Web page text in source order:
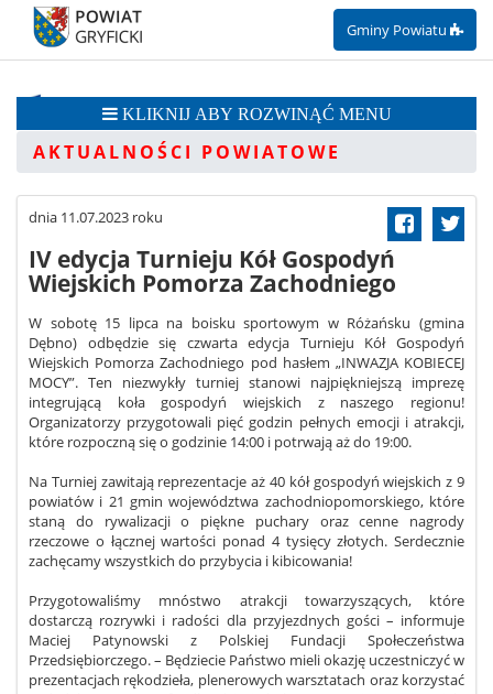
przejdź do treści
Gminy Powiatu
KLIKNIJ ABY ROZWINĄĆ MENU
AKTUALNOŚCI POWIATOWE
dnia 11.07.2023 roku
IV edycja Turnieju Kół Gospodyń
Wiejskich Pomorza Zachodniego
W sobotę 15 lipca na boisku sportowym w Różańsku (gmina
Dębno) odbędzie się czwarta edycja Turnieju Kół Gospodyń
Wiejskich Pomorza Zachodniego pod hasłem „INWAZJA KOBIECEJ
MOCY”. Ten niezwykły turniej stanowi najpiękniejszą imprezę
integrującą koła gospodyń wiejskich z naszego regionu!
Organizatorzy przygotowali pięć godzin pełnych emocji i atrakcji,
które rozpoczną się o godzinie 14:00 i potrwają aż do 19:00.
Na Turniej zawitają reprezentacje aż 40 kół gospodyń wiejskich z 9
powiatów i 21 gmin województwa zachodniopomorskiego, które
staną do rywalizacji o piękne puchary oraz cenne nagrody
rzeczowe o łącznej wartości ponad 4 tysięcy złotych. Serdecznie
zachęcamy wszystkich do przybycia i kibicowania!
Przygotowaliśmy mnóstwo atrakcji towarzyszących, które
dostarczą rozrywki i radości dla przyjezdnych gości – informuje
Maciej Patynowski z Polskiej Fundacji Społeczeństwa
Przedsiębiorczego. – Będziecie Państwo mieli okazję uczestniczyć w
prezentacjach rękodzieła, plenerowych warsztatach oraz korzystać